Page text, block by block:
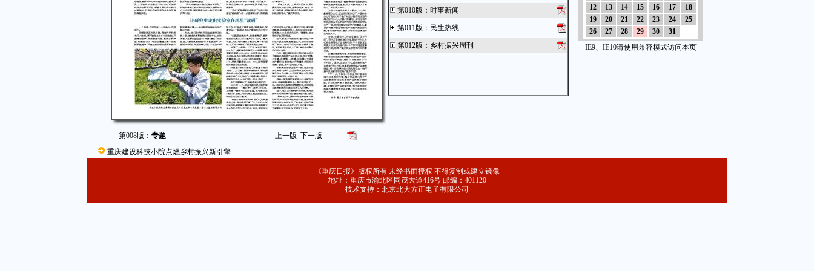
第008版： 专题 上一版 下一版
重庆建设科技小院点燃乡村振兴新引擎
第010版 ： 时事新闻
第011版 ： 民生热线
第012版 ： 乡村振兴周刊
12 13 14 15 16 17
18
19
20 21 22 23 24
25
26
27 28 29 30
31
IE9、IE10请使用兼容模式访问本页
《重庆日报》版权所有 未经书面授权 不得复制或建立镜像
地址：重庆市渝北区同茂大道416号 邮编：401120
技术支持：北京北大方正电子有限公司